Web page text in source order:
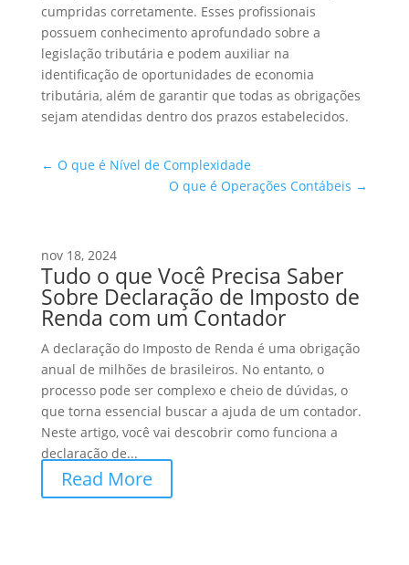
cumpridas corretamente. Esses profissionais
possuem conhecimento aprofundado sobre a
legislação tributária e podem auxiliar na
identificação de oportunidades de economia
tributária, além de garantir que todas as obrigações
sejam atendidas dentro dos prazos estabelecidos.
← O que é Nível de Complexidade
O que é Operações Contábeis →
nov 18, 2024
Tudo o que Você Precisa Saber
Sobre Declaração de Imposto de
Renda com um Contador
A declaração do Imposto de Renda é uma obrigação
anual de milhões de brasileiros. No entanto, o
processo pode ser complexo e cheio de dúvidas, o
que torna essencial buscar a ajuda de um contador.
Neste artigo, você vai descobrir como funciona a
declaração de...
Read More